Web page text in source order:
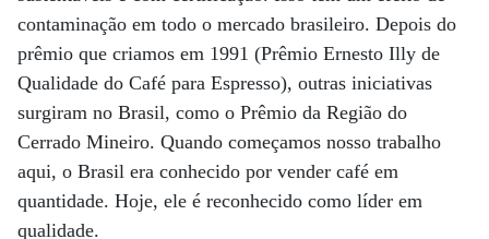
contaminação em todo o mercado brasileiro. Depois do
prêmio que criamos em 1991 (Prêmio Ernesto Illy de
Qualidade do Café para Espresso), outras iniciativas
surgiram no Brasil, como o Prêmio da Região do
Cerrado Mineiro. Quando começamos nosso trabalho
aqui, o Brasil era conhecido por vender café em
quantidade. Hoje, ele é reconhecido como líder em
qualidade.